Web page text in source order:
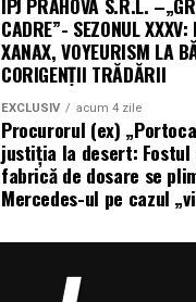
CADRE”- SEZONUL
XANAX, VOYEURISM LA
CORIGENȚII TRĂDĂRII
EXCLUSIV acum 4 zile
Procurorul (ex)
justiția la desert:
fabrică de dosare se
Mercedes-ul pe cazul